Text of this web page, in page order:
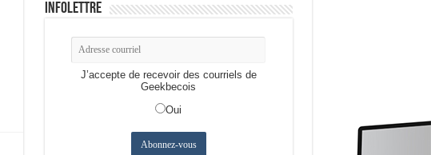
Infolettre
J’accepte de recevoir des courriels de
Geekbecois
Oui